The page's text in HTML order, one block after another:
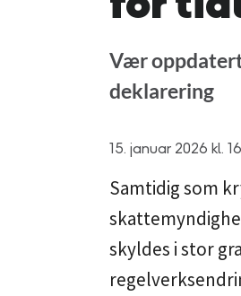
Vær
deklarering
15. januar 2026 kl.
Samtidig som
skyldes i stor